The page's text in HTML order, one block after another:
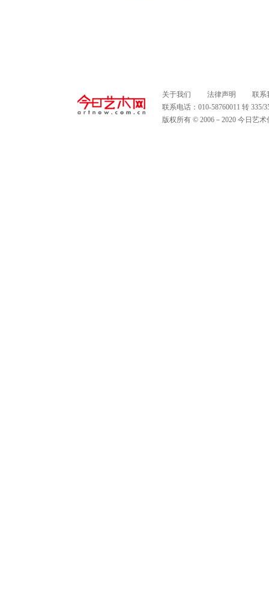
关于我们 法律声明
联系
联系电话：010-58760011 转
版权所有 © 2006－2020 今日艺